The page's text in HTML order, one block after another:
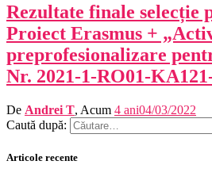
Rezultate finale selecție
Proiect Erasmus +
preprofesionalizare
Nr. 2021-1-RO01-
De Andrei T, Acum 4 ani04/03/2022
Caută după:
Articole recente